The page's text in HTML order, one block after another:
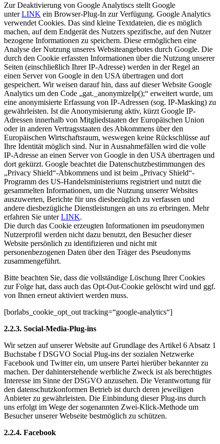
Zur Deaktivierung von Google Analytiscs stellt Google
unterLINK ein Browser-Plug-In zur Verfügung. Google Analytics
verwendet Cookies. Das sind kleine Textdateien, die es möglich
machen, auf dem Endgerät des Nutzers spezifische, auf den Nutzer
bezogene Informationen zu speichern. Diese ermöglichen eine
Analyse der Nutzung unseres Websiteangebotes durch Google. Die
durch den Cookie erfassten Informationen über die Nutzung unserer
Seiten (einschließlich Ihrer IP-Adresse) werden in der Regel an
einen Server von Google in den USA übertragen und dort
gespeichert. Wir weisen darauf hin, dass auf dieser Website Google
Analytics um den Code „gat._anonymizeIp();“ erweitert wurde, um
eine anonymisierte Erfassung von IP-Adressen (sog. IP-Masking) zu
gewährleisten. Ist die Anonymisierung aktiv, kürzt Google IP-
Adressen innerhalb von Mitgliedstaaten der Europäischen Union
oder in anderen Vertragsstaaten des Abkommens über den
Europäischen Wirtschaftsraum, weswegen keine Rückschlüsse auf
Ihre Identität möglich sind. Nur in Ausnahmefällen wird die volle
IP-Adresse an einen Server von Google in den USA übertragen und
dort gekürzt. Google beachtet die Datenschutzbestimmungen des
„Privacy Shield“-Abkommens und ist beim „Privacy Shield“-
Programm des US-Handelsministeriums registriert und nutzt die
gesammelten Informationen, um die Nutzung unserer Websites
auszuwerten, Berichte für uns diesbezüglich zu verfassen und
andere diesbezügliche Dienstleistungen an uns zu erbringen. Mehr
erfahren Sie unterLINK.
Die durch das Cookie erzeugten Informationen im pseudonymen
Nutzerprofil werden nicht dazu benutzt, den Besucher dieser
Website persönlich zu identifizieren und nicht mit
personenbezogenen Daten über den Träger des Pseudonyms
zusammengeführt.
Bitte beachten Sie, dass die vollständige Löschung Ihrer Cookies
zur Folge hat, dass auch das Opt-Out-Cookie gelöscht wird und ggf.
von Ihnen erneut aktiviert werden muss.
[borlabs_cookie_opt_out tracking=“google-analytics“]
2.2.3. Social-Media-Plug-ins
Wir setzen auf unserer Website auf Grundlage des Artikel 6 Absatz 1
Buchstabe f DSGVO Social Plug-ins der sozialen Netzwerke
Facebook und Twitter ein, um unsere Partei hierüber bekannter zu
machen. Der dahinterstehende werbliche Zweck ist als berechtigtes
Interesse im Sinne der DSGVO anzusehen. Die Verantwortung für
den datenschutzkonformen Betrieb ist durch deren jeweiligen
Anbieter zu gewährleisten. Die Einbindung dieser Plug-ins durch
uns erfolgt im Wege der sogenannten Zwei-Klick-Methode um
Besucher unserer Webseite bestmöglich zu schützen.
2.2.4. Facebook